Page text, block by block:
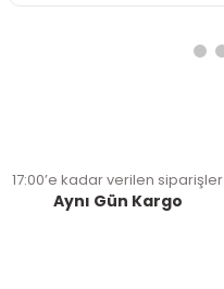
17:00’e kadar verilen siparişler
Aynı Gün Kargo